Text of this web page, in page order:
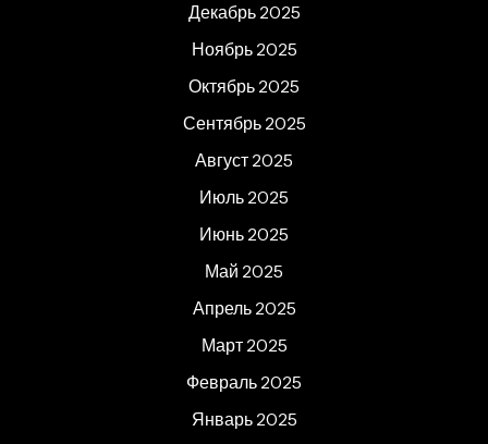
Декабрь 2025
Ноябрь 2025
Октябрь 2025
Сентябрь 2025
Август 2025
Июль 2025
Июнь 2025
Май 2025
Апрель 2025
Март 2025
Февраль 2025
Январь 2025